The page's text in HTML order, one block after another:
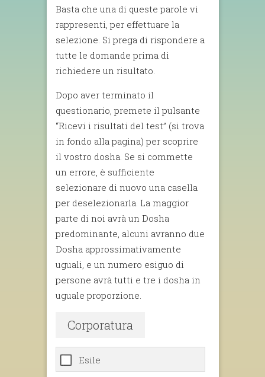
Basta che una di queste parole vi
rappresenti, per effettuare la
selezione. Si prega di rispondere a
tutte le domande prima di
richiedere un risultato.
Dopo aver terminato il
questionario, premete il pulsante
“Ricevi i risultati del test” (si trova
in fondo alla pagina) per scoprire
il vostro dosha. Se si commette
un errore, è sufficiente
selezionare di nuovo una casella
per deselezionarla. La maggior
parte di noi avrà un Dosha
predominante, alcuni avranno due
Dosha approssimativamente
uguali, e un numero esiguo di
persone avrà tutti e tre i dosha in
uguale proporzione.
Corporatura
Esile